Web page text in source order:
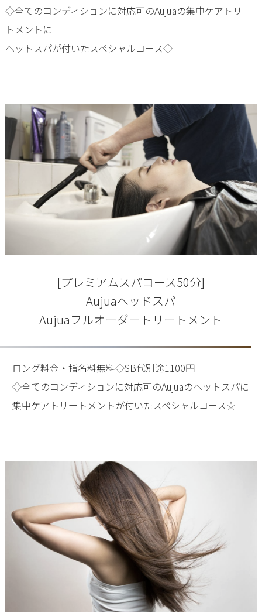
◇全てのコンディションに対応可のAujuaの集中ケアトリー
トメントに
ヘットスパが付いたスペシャルコース◇
[プレミアムスパコース50分]
Aujuaヘッドスパ
Aujuaフルオーダートリートメント
ロング料金・指名料無料◇SB代別途1100円
◇全てのコンディションに対応可のAujuaのヘットスパに
集中ケアトリートメントが付いたスペシャルコース☆